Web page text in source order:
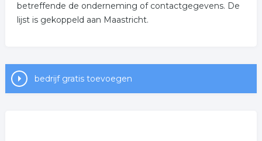
betreffende de onderneming of contactgegevens. De
lijst is gekoppeld aan Maastricht.
bedrijf gratis toevoegen